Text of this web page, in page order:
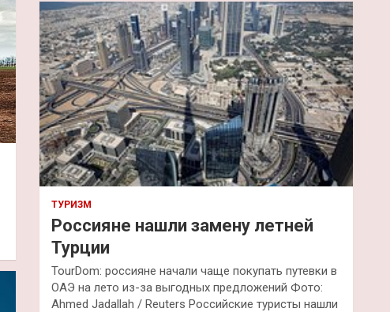
к
ТУРИЗМ
Россияне нашли замену летней
Турции
TourDom: россияне начали чаще покупать путевки в
ОАЭ на лето из-за выгодных предложений Фото:
Ahmed Jadallah / Reuters Российские туристы нашли